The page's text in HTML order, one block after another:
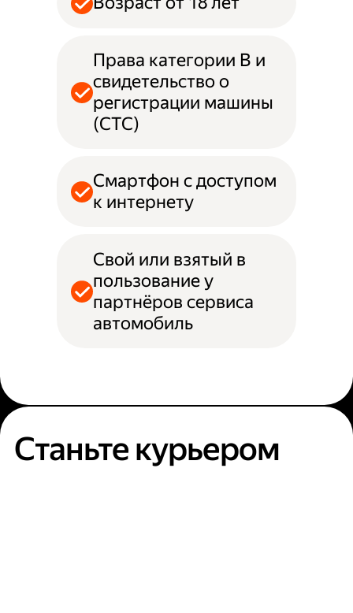
Права категории B и
свидетельство о
регистрации машины
(СТС)
Смартфон с доступом
к интернету
Свой или взятый в
пользование у
партнёров сервиса
автомобиль
Станьте курьером